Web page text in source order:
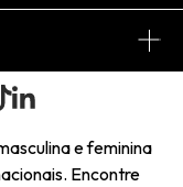
e feminina
Encontre